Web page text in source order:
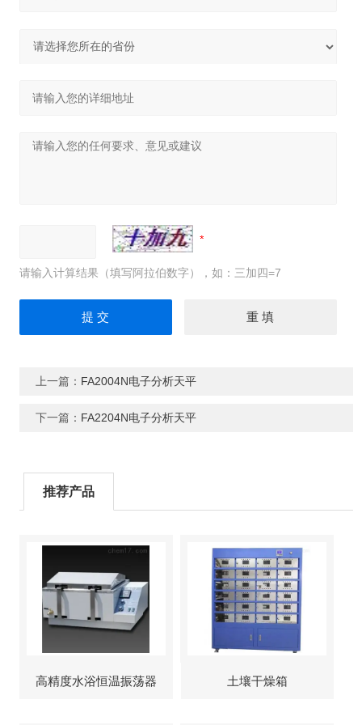
请输入计算结果（填写阿拉伯数字），如：三加四=7
上一篇： FA2004N电子分析天平
下一篇： FA2204N电子分析天平
推荐产品
高精度水浴恒温振荡器 土壤干燥箱